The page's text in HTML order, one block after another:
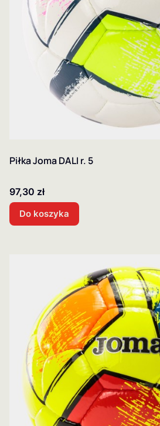
Piłka Joma DALI r. 5
Cena
97,30 zł
Do koszyka